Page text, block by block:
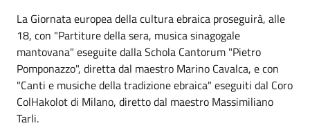
La Giornata europea della cultura ebraica proseguirà, alle
18, con "Partiture della sera, musica sinagogale
mantovana" eseguite dalla Schola Cantorum "Pietro
Pomponazzo", diretta dal maestro Marino Cavalca, e con
"Canti e musiche della tradizione ebraica" eseguiti dal Coro
ColHakolot di Milano, diretto dal maestro Massimiliano
Tarli.